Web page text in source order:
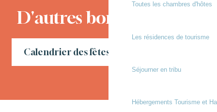
Toutes les chambres d'hôtes
Les résidences de tourisme
Séjourner en tribu
Hébergements Tourisme et
D'autres bons moments
Calendrier des fêtes locales en Chalosse